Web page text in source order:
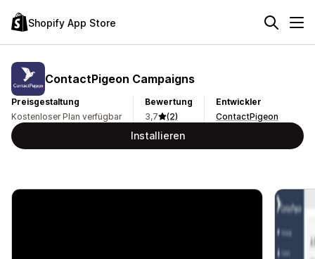
Shopify App Store
ContactPigeon Campaigns
Preisgestaltung
Kostenloser Plan verfügbar
Bewertung
3,7
(2)
Entwickler
ContactPigeon
Installieren